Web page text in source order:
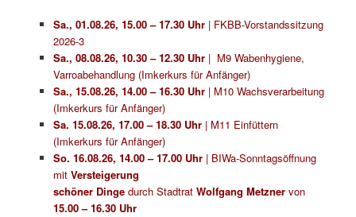
Sa., 01.08.26, 15.00 – 17.30 Uhr| FKBB-Vorstandssitzung
2026-3
Sa., 08.08.26, 10.30 – 12.30 Uhr | M9 Wabenhygiene,
Varroabehandlung (Imkerkurs für Anfänger)
Sa., 15.08.26, 14.00 – 16.30 Uhr| M10 Wachsverarbeitung
(Imkerkurs für Anfänger)
Sa. 15.08.26, 17.00 – 18.30 Uhr| M11 Einfüttern
(Imkerkurs für Anfänger)
So. 16.08.26, 14.00 – 17.00 Uhr| BIWa-Sonntagsöffnung
mit Versteigerung
schöner Dingedurch StadtratWolfgang Metznervon
15.00 – 16.30 Uhr